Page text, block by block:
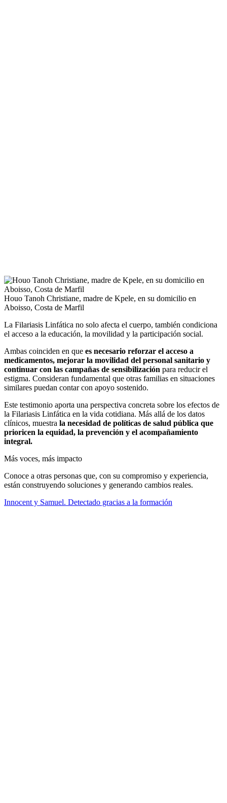
Houo Tanoh Christiane, madre de Kpele, en su domicilio en
Aboisso, Costa de Marfil
La Filariasis Linfática no solo afecta el cuerpo, también condiciona
el acceso a la educación, la movilidad y la participación social.
Ambas coinciden en que es necesario reforzar el acceso a
medicamentos, mejorar la movilidad del personal sanitario y
continuar con las campañas de sensibilización para reducir el
estigma. Consideran fundamental que otras familias en situaciones
similares puedan contar con apoyo sostenido.
Este testimonio aporta una perspectiva concreta sobre los efectos de
la Filariasis Linfática en la vida cotidiana. Más allá de los datos
clínicos, muestra la necesidad de políticas de salud pública que
prioricen la equidad, la prevención y el acompañamiento
integral.
Más voces, más impacto
Conoce a otras personas que, con su compromiso y experiencia,
están construyendo soluciones y generando cambios reales.
Innocent y Samuel. Detectado gracias a la formación